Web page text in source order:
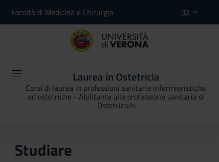
Facoltà di Medicina e Chirurgia ITA
Laurea in Ostetricia
Corsi di laurea in professioni sanitarie infermieristiche
ed ostetriche - Abilitante alla professione sanitaria di
Ostetrica/o
Studiare